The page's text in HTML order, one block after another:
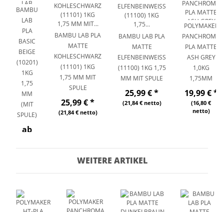
BAMBU
LAB
PLA
BASIC
BEIGE
(10201)
1KG
1,75
MM
(MIT
SPULE)
ab
netto)
BAMBU LAB PLA
MATTE
KOHLESCHWARZ
(11101) 1KG
1,75 MM MIT
SPULE
25,99 €*
(21,84 € netto)
BAMBU LAB PLA
MATTE
ELFENBEINWEISS (
11100) 1KG 1,75 M
M MIT SPULE
25,99 €*
(21,84 € netto)
POLYMAKER
PANCHROMA
PLA MATTE
ASH GREY
1,0KG
1,75MM
19,99 €*
(16,80 €
netto)
WEITERE ARTIKEL